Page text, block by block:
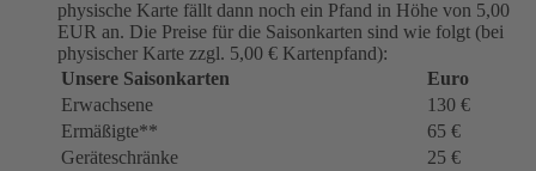
physische Karte fällt dann noch ein Pfand in Höhe von 5,00
EUR an. Die Preise für die Saisonkarten sind wie folgt (bei
physischer Karte zzgl. 5,00 € Kartenpfand):
Unsere Saisonkarten
Euro
Erwachsene
130 €
Ermäßigte**
65 €
Geräteschränke
25 €